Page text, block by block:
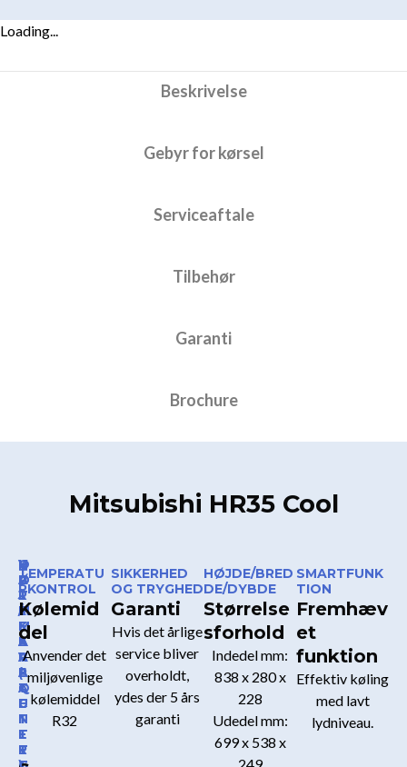
Loading...
Beskrivelse
Gebyr for kørsel
Serviceaftale
Tilbehør
Garanti
Brochure
Mitsubishi HR35 Cool
O
P
T
I
M
E
R
E
T
E
N
E
R
V
A
R
M
E
K
A
P
A
C
I
T
E
K
Ø
L
E
K
A
P
A
C
I
T
E
T
H
Ø
J
/
L
A
V
(
Q
U
I
E
T
TEMPERATU
RKONTROL
Kølemid
del
Anvender det
miljøvenlige
kølemiddel
R32
SIKKERHED
OG TRYGHED
Garanti
Hvis det årlige
service bliver
overholdt,
ydes der 5 års
garanti
HØJDE/BRED
DE/DYBDE
Størrelse
sforhold
Indedel mm:
838 x 280 x
228
Udedel mm:
699 x 538 x
SMARTFUNK
TION
Fremhæv
et
funktion
Effektiv køling
med lavt
lydniveau.